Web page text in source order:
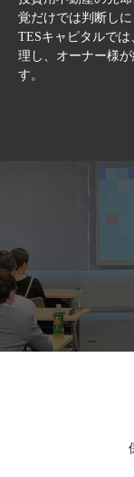
覚だけでは判断しに
TESキャピタルで
理し、オーナー様
す。